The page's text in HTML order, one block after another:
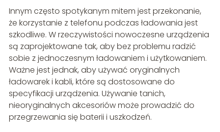
Innym często spotykanym mitem jest przekonanie,
że korzystanie z telefonu podczas ładowania jest
szkodliwe. W rzeczywistości nowoczesne urządzenia
są zaprojektowane tak, aby bez problemu radzić
sobie z jednoczesnym ładowaniem i użytkowaniem.
Ważne jest jednak, aby używać oryginalnych
ładowarek i kabli, które są dostosowane do
specyfikacji urządzenia. Używanie tanich,
nieoryginalnych akcesoriów może prowadzić do
przegrzewania się baterii i uszkodzeń.